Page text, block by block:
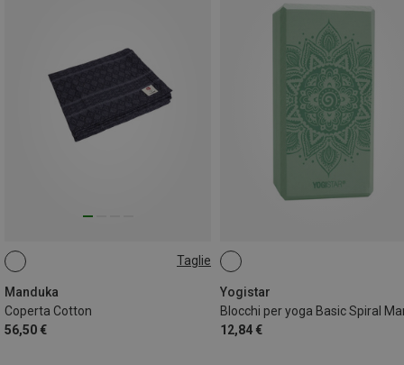
Taglie
Manduka
Coperta Cotton
56,50 €
ONE SIZE
Yogistar
12,84 €